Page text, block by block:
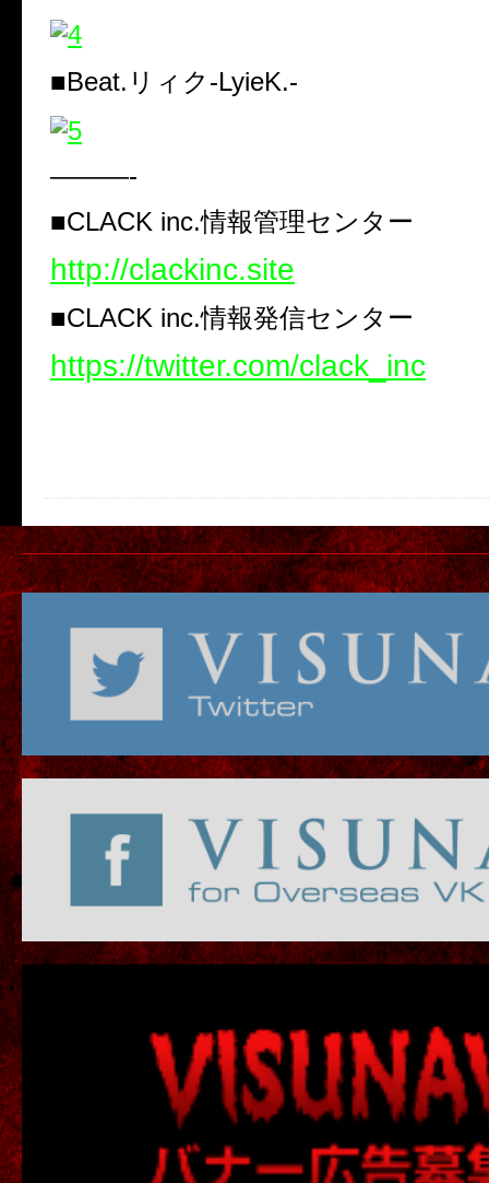
■Beat.リィク-LyieK.-
———-
■CLACK inc.情報管理センター
http://clackinc.site
■CLACK inc.情報発信センター
https://twitter.com/clack_inc